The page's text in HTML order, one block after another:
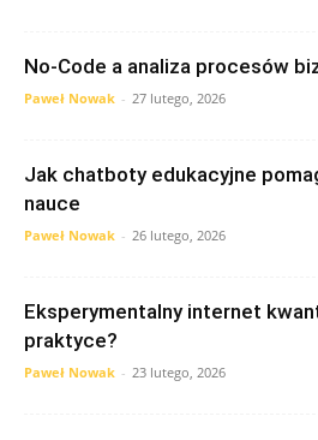
No-Code a analiza procesów
Paweł Nowak - 27 lutego, 2026
Jak chatboty edukacyjne
nauce
Paweł Nowak - 26 lutego, 2026
Eksperymentalny internet
praktyce?
Paweł Nowak - 23 lutego, 2026